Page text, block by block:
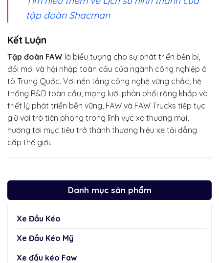
Danh mục sản phẩm
Xe Đầu Kéo
Xe Đầu Kéo Mỹ
Xe đầu kéo Faw
tập đoàn Shacman
Kết Luận
Tập đoàn FAW là biểu tượng cho sự phát triển bền bỉ,
đổi mới và hội nhập toàn cầu của ngành công nghiệp ô
tô Trung Quốc. Với nền tảng công nghệ vững chắc, hệ
thống R&D toàn cầu, mạng lưới phân phối rộng khắp và
triết lý phát triển bền vững, FAW và FAW Trucks tiếp tục
giữ vai trò tiên phong trong lĩnh vực xe thương mại,
hướng tới mục tiêu trở thành thương hiệu xe tải đẳng
cấp thế giới.